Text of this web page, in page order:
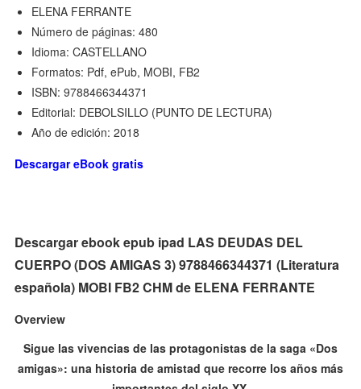
ELENA FERRANTE
Número de páginas: 480
Idioma: CASTELLANO
Formatos: Pdf, ePub, MOBI, FB2
ISBN: 9788466344371
Editorial: DEBOLSILLO (PUNTO DE LECTURA)
Año de edición: 2018
Descargar eBook gratis
Descargar ebook epub ipad LAS DEUDAS DEL
CUERPO (DOS AMIGAS 3) 9788466344371 (Literatura
española) MOBI FB2 CHM de ELENA FERRANTE
Overview
Sigue las vivencias de las protagonistas de la saga «Dos
amigas»: una historia de amistad que recorre los años más